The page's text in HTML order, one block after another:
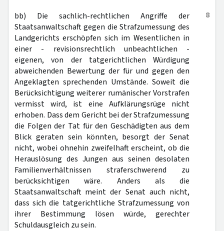
8
bb) Die sachlich-rechtlichen Angriffe der
Staatsanwaltschaft gegen die Strafzumessung des
Landgerichts erschöpfen sich im Wesentlichen in
einer - revisionsrechtlich unbeachtlichen -
eigenen, von der tatgerichtlichen Würdigung
abweichenden Bewertung der für und gegen den
Angeklagten sprechenden Umstände. Soweit die
Berücksichtigung weiterer rumänischer Vorstrafen
vermisst wird, ist eine Aufklärungsrüge nicht
erhoben. Dass dem Gericht bei der Strafzumessung
die Folgen der Tat für den Geschädigten aus dem
Blick geraten sein könnten, besorgt der Senat
nicht, wobei ohnehin zweifelhaft erscheint, ob die
Herauslösung des Jungen aus seinen desolaten
Familienverhältnissen straferschwerend zu
berücksichtigen wäre. Anders als die
Staatsanwaltschaft meint der Senat auch nicht,
dass sich die tatgerichtliche Strafzumessung von
ihrer Bestimmung lösen würde, gerechter
Schuldausgleich zu sein.